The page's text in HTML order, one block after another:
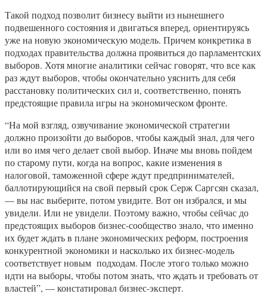
Такой подход позволит бизнесу выйти из нынешнего
подвешенного состояния и двигаться вперед, ориентируясь
уже на новую экономическую модель. Причем конкретика в
подходах правительства должна проявиться до парламентских
выборов. Хотя многие аналитики сейчас говорят, что все как
раз ждут выборов, чтобы окончательно уяснить для себя
расстановку политических сил и, соответственно, понять
предстоящие правила игры на экономическом фронте.
“На мой взгляд, озвучивание экономической стратегии
должно произойти до выборов, чтобы каждый знал, для чего
или во имя чего делает свой выбор. Иначе мы вновь пойдем
по старому пути, когда на вопрос, какие изменения в
налоговой, таможенной сфере ждут предпринимателей,
баллотирующийся на свой первый срок Серж Саргсян сказал,
— вы нас выберите, потом увидите. Вот он избрался, и мы
увидели. Или не увидели. Поэтому важно, чтобы сейчас до
предстоящих выборов бизнес-сообщество знало, что именно
их будет ждать в плане экономических реформ, построения
конкурентной экономики и насколько их бизнес-модель
соответствует новым подходам. После этого только можно
идти на выборы, чтобы потом знать, что ждать и требовать от
властей”, — констатировал бизнес-эксперт.